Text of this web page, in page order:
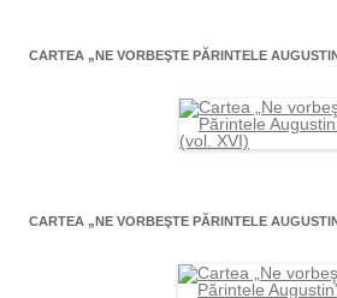
CARTEA „NE VORBEŞTE PĂRINTELE
CARTEA „NE VORBEŞTE PĂRINTELE